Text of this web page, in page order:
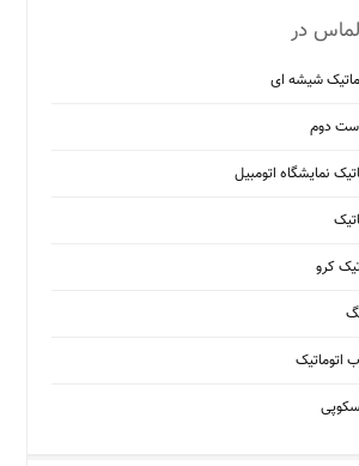
در
شیشه ‌ای
دوم
نمایشگاه اتومبیل
کرو
اتوماتیک